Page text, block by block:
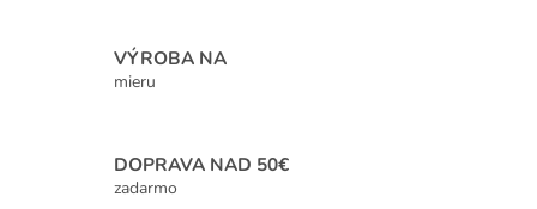
VÝROBA NA
mieru
DOPRAVA NAD 50€
zadarmo